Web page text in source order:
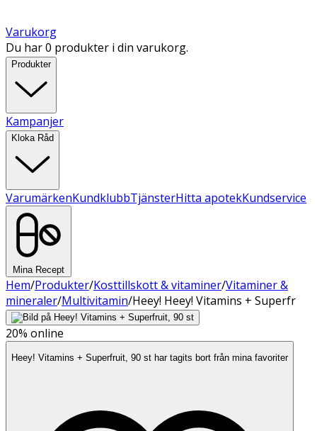
Varukorg
Du har 0 produkter i din varukorg.
Produkter
Kampanjer
Kloka Råd
VarumärkenKundklubbTjänsterHitta apotekKundservice
Mina Recept
Hem/Produkter/Kosttillskott & vitaminer/Vitaminer &
mineraler/Multivitamin/Heey! Heey! Vitamins + Superfr
20% online
Heey! Vitamins + Superfruit, 90 st har tagits bort från mina favoriter